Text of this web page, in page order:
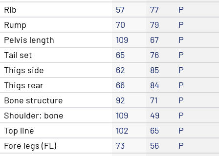
Rib
57 77
P
Rump
70 79
P
Pelvis length
109 67
P
Tail set
65 76
P
Thigs side
62 85
P
Thigs rear
66 84
P
Bone structure
92 71
P
Shoulder: bone
109 49
P
Top line
102 65
P
Fore legs (FL)
73 56
P